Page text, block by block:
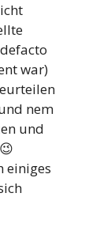
war)
nem
und
einiges